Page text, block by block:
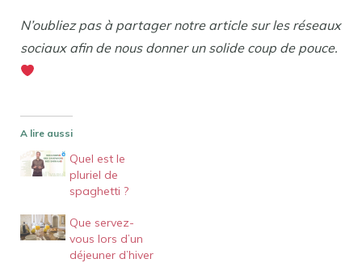
N’oubliez pas à partager notre article sur les réseaux
sociaux afin de nous donner un solide coup de pouce.
A lire aussi
Quel est le
pluriel de
spaghetti ?
Que servez-
vous lors d’un
déjeuner d’hiver